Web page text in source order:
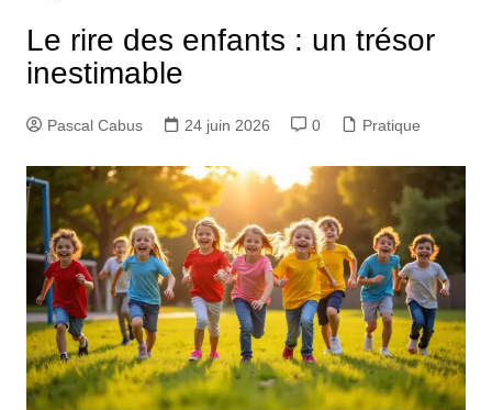
Le rire des enfants : un trésor
inestimable
Pascal Cabus 24 juin 2026 0 Pratique